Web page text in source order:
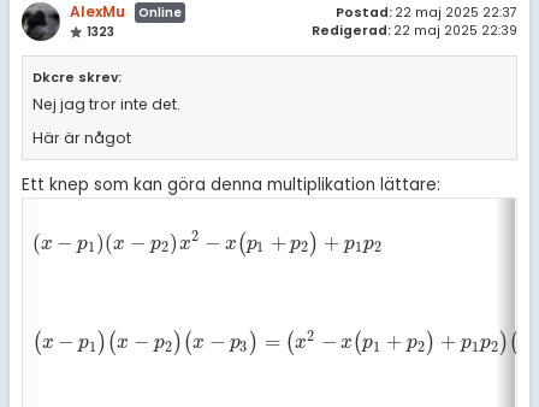
AlexMu
Online
1323
Postad: 22 maj 2025 22:37
Redigerad: 22 maj 2025 22:39
Dkcre skrev:
Nej jag tror inte det.
Här är något
Ett knep som kan göra denna multiplikation lättare:
(x − p1 )(x − p2)
(x- p1 )(x -p2 ) x2 − x(p1 + p2 ) + p1p2
x2- x( p1+p2 )+p1p2
(x − p1 )(x − p2 )(x − p3 ) = (x2 − x(p1 + p2 ) + p1p2 )(
(x- p1 )(x - p2)(x -p3 )=( x2 -x( p 1+p2)+ p1p2)(x -p3)